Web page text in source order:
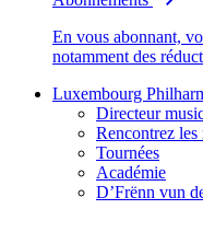
En vous abonnant,
notamment des
Luxembourg
Directeur
Rencontrez les
Tournées
Académie
D’Frënn vun